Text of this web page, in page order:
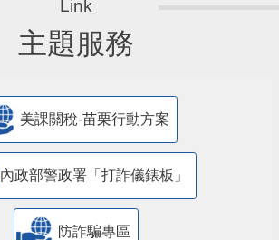
主題服務
美課關稅-苗栗行動方案
內政部警政署「打詐儀錶板」
防詐騙專區